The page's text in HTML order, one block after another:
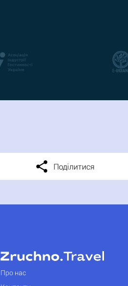
Поділитися
Про нас